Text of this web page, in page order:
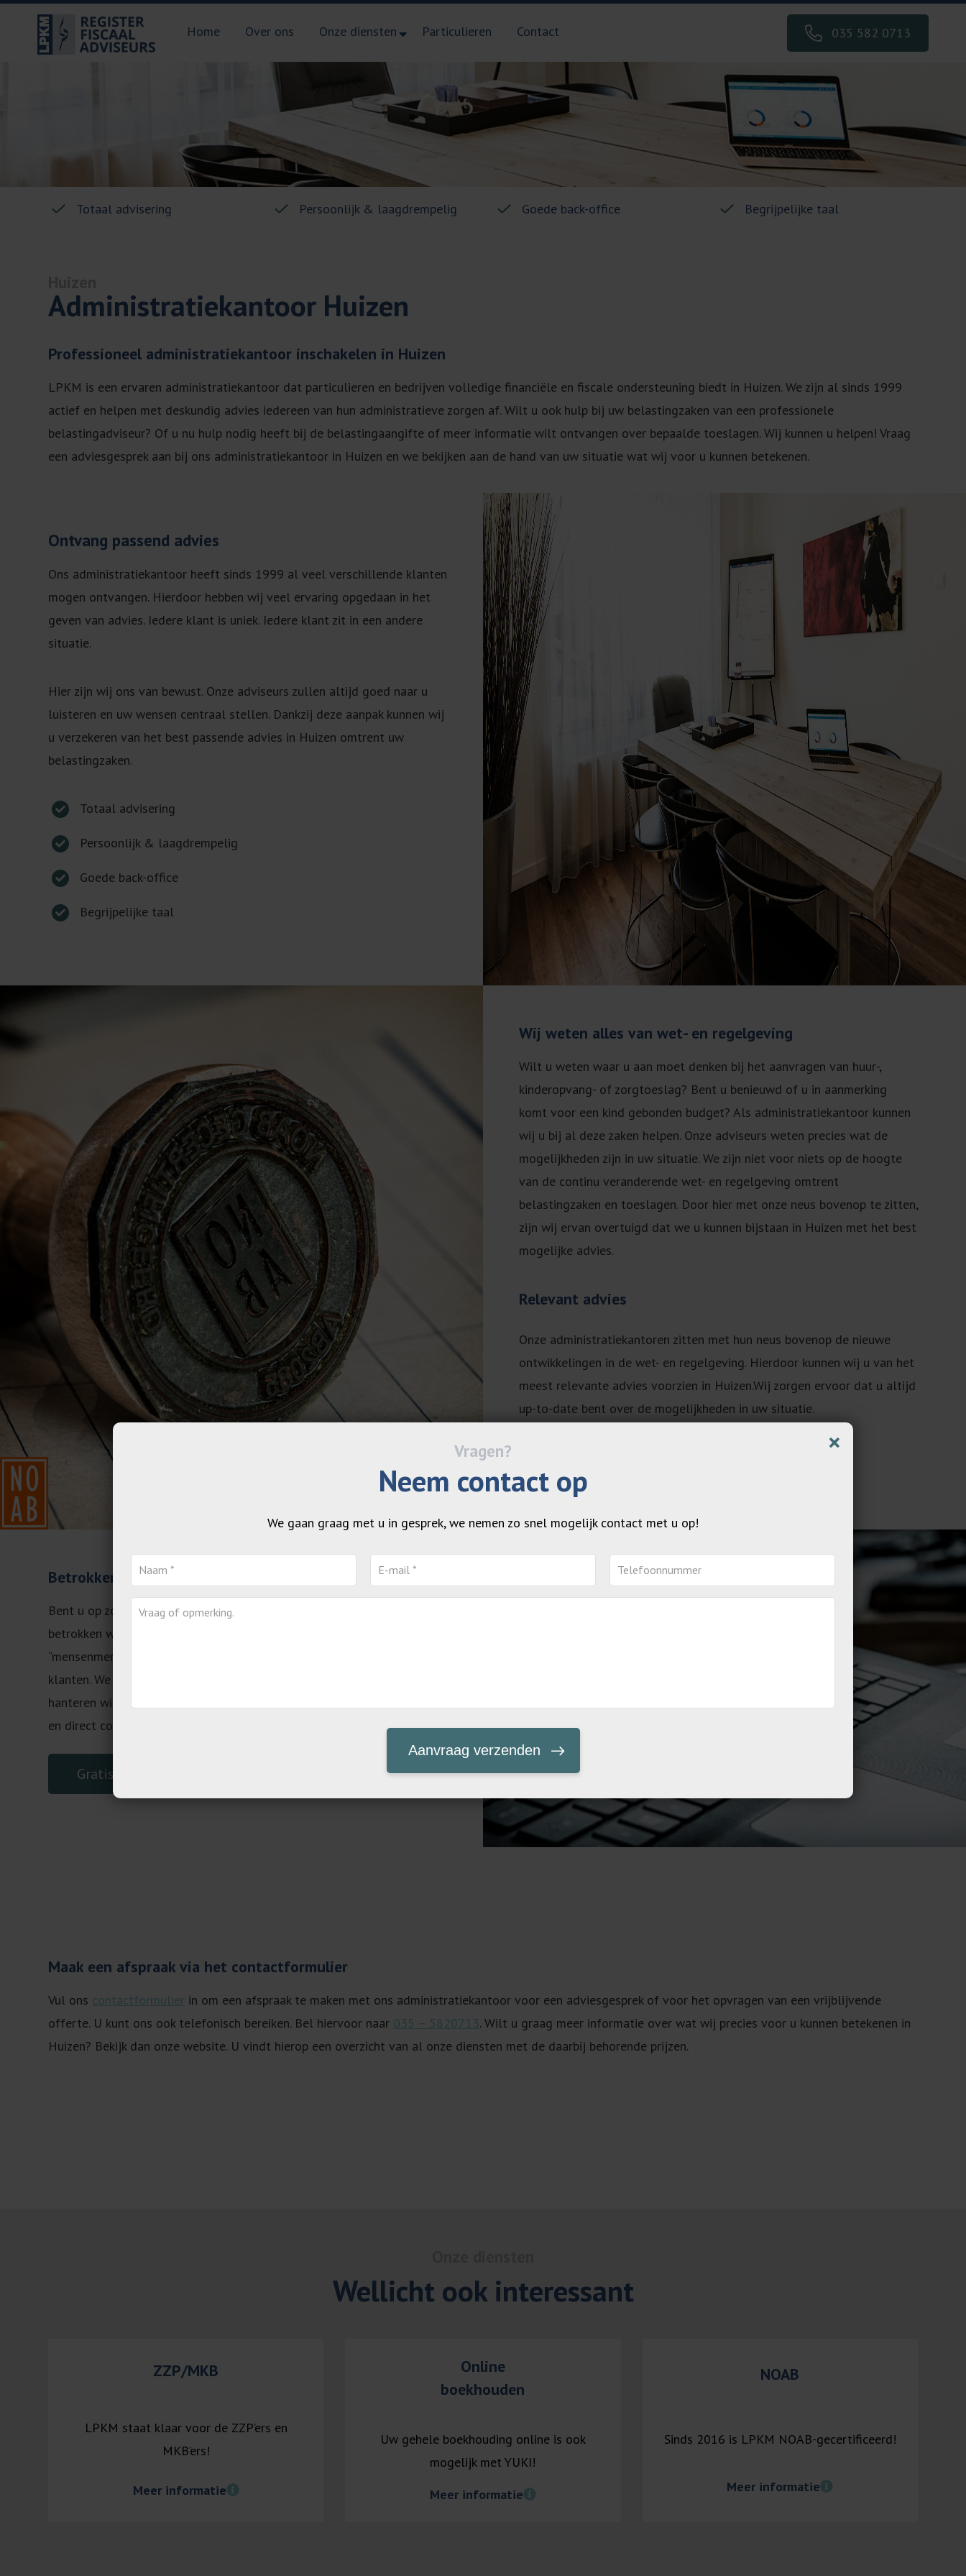
Home Over ons Onze diensten Particulieren Contact 035 582 0713
Totaal advisering Persoonlijk & laagdrempelig Goede back-office Begrijpelijke taal
Administratiekantoor Huizen
Professioneel administratiekantoor inschakelen in Huizen
LPKM is een ervaren administratiekantoor dat particulieren en bedrijven volledige financiële en fiscale ondersteuning biedt in Huizen. We zijn al sinds 1999
actief en helpen met deskundig advies iedereen van hun administratieve zorgen af. Wilt u ook hulp bij uw belastingzaken van een professionele
belastingadviseur? Of u nu hulp nodig heeft bij de belastingaangifte of meer informatie wilt ontvangen over bepaalde toeslagen. Wij kunnen u helpen! Vraag
een adviesgesprek aan bij ons administratiekantoor in Huizen en we bekijken aan de hand van uw situatie wat wij voor u kunnen betekenen.
Ontvang passend advies
Ons administratiekantoor heeft sinds 1999 al veel verschillende klanten
mogen ontvangen. Hierdoor hebben wij veel ervaring opgedaan in het
geven van advies. Iedere klant is uniek. Iedere klant zit in een andere
situatie.
Hier zijn wij ons van bewust. Onze adviseurs zullen altijd goed naar u
luisteren en uw wensen centraal stellen. Dankzij deze aanpak kunnen wij
u verzekeren van het best passende advies in Huizen omtrent uw
belastingzaken.
Totaal advisering
Persoonlijk & laagdrempelig
Goede back-office
Begrijpelijke taal
Wij weten alles van wet- en regelgeving
Wilt u weten waar u aan moet denken bij het aanvragen van huur-,
kinderopvang- of zorgtoeslag? Bent u benieuwd of u in aanmerking
komt voor een kind gebonden budget? Als administratiekantoor kunnen
wij u bij al deze zaken helpen. Onze adviseurs weten precies wat de
mogelijkheden zijn in uw situatie. We zijn niet voor niets op de hoogte
van de continu veranderende wet- en regelgeving omtrent
belastingzaken en toeslagen. Door hier met onze neus bovenop te zitten,
zijn wij ervan overtuigd dat we u kunnen bijstaan in Huizen met het best
mogelijke advies.
Relevant advies
Onze administratiekantoren zitten met hun neus bovenop de nieuwe
ontwikkelingen in de wet- en regelgeving. Hierdoor kunnen wij u van het
meest relevante advies voorzien in Huizen.Wij zorgen ervoor dat u altijd
up-to-date bent over de mogelijkheden in uw situatie.
Betrokken administratiekantoor in Huizen
Bent u op zoek naar een administratiekantoor in Huizen met een
betrokken werkwijze? Dan bent u bij ons goed. Als echte
“mensenmensen” werken wij zowel voor onze klanten, als mèt onze
klanten. We willen u van het beste advies voorzien. Om deze reden
hanteren wij altijd korte communicatielijnen. Hierdoor kunnen we snel
en direct communiceren.
Gratis adviesgesprek
Maak een afspraak via het contactformulier
Vul ons contactformulier in om een afspraak te maken met ons administratiekantoor voor een adviesgesprek of voor het opvragen van een vrijblijvende
offerte. U kunt ons ook telefonisch bereiken. Bel hiervoor naar 035 – 5820713. Wilt u graag meer informatie over wat wij precies voor u kunnen betekenen in
Huizen? Bekijk dan onze website. U vindt hierop een overzicht van al onze diensten met de daarbij behorende prijzen.
Wellicht ook interessant
ZZP/MKB
LPKM staat klaar voor de ZZP’ers en
MKB’ers!
Meer informatie
Online
boekhouden
Uw gehele boekhouding online is ook
mogelijk met YUKI!
Meer informatie
NOAB
Sinds 2016 is LPKM NOAB-gecertificeerd!
Meer informatie
Neem contact op
We gaan graag met u in gesprek, we nemen zo snel mogelijk contact met u op!